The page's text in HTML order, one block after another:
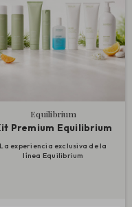
Equilibrium
Premium Equilibrium
La experiencia exclusiva de la
línea Equilibrium